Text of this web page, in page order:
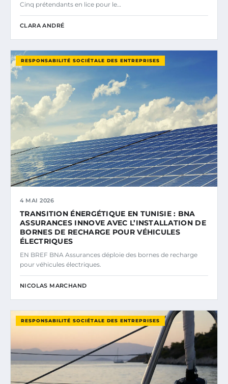
Cinq prétendants en lice pour le…
CLARA ANDRÉ
RESPONSABILITÉ SOCIÉTALE DES ENTREPRISES
4 MAI 2026
TRANSITION ÉNERGÉTIQUE EN TUNISIE : BNA
ASSURANCES INNOVE AVEC L’INSTALLATION DE
BORNES DE RECHARGE POUR VÉHICULES
ÉLECTRIQUES
EN BREF BNA Assurances déploie des bornes de recharge
pour véhicules électriques.
NICOLAS MARCHAND
RESPONSABILITÉ SOCIÉTALE DES ENTREPRISES